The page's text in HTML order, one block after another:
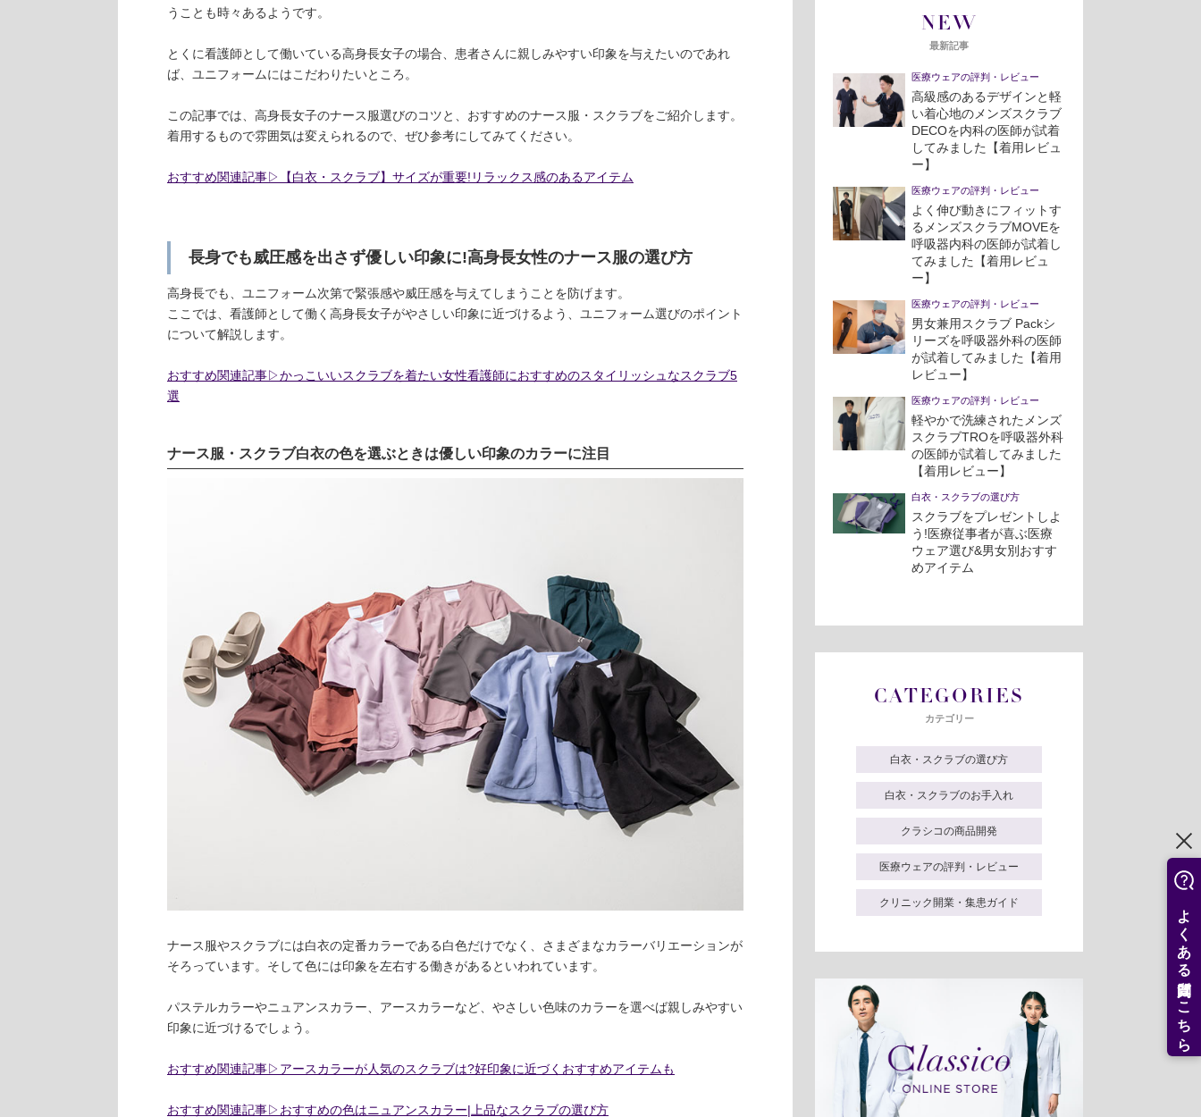
よくある質問はこちら
うことも時々あるようです。
とくに看護師として働いている高身長女子の場合、患者さんに親しみやすい印象を与えたいのであれ
ば、ユニフォームにはこだわりたいところ。
この記事では、高身長女子のナース服選びのコツと、おすすめのナース服・スクラブをご紹介します。
着用するもので雰囲気は変えられるので、ぜひ参考にしてみてください。
おすすめ関連記事▷【白衣・スクラブ】サイズが重要!リラックス感のあるアイテム
長身でも威圧感を出さず優しい印象に!高身長女性のナース服の選び方
高身長でも、ユニフォーム次第で緊張感や威圧感を与えてしまうことを防げます。
ここでは、看護師として働く高身長女子がやさしい印象に近づけるよう、ユニフォーム選びのポイント
について解説します。
おすすめ関連記事▷かっこいいスクラブを着たい女性看護師におすすめのスタイリッシュなスクラブ5
選
ナース服・スクラブ白衣の色を選ぶときは優しい印象のカラーに注目
ナース服やスクラブには白衣の定番カラーである白色だけでなく、さまざまなカラーバリエーションが
そろっています。そして色には印象を左右する働きがあるといわれています。
パステルカラーやニュアンスカラー、アースカラーなど、やさしい色味のカラーを選べば親しみやすい
印象に近づけるでしょう。
おすすめ関連記事▷アースカラーが人気のスクラブは?好印象に近づくおすすめアイテムも
おすすめ関連記事▷おすすめの色はニュアンスカラー|上品なスクラブの選び方
NEW
最新記事
医療ウェアの評判・レビュー
高級感のあるデザインと軽
い着心地のメンズスクラブ
DECOを内科の医師が試着
してみました【着用レビュ
ー】
医療ウェアの評判・レビュー
よく伸び動きにフィットす
るメンズスクラブMOVEを
呼吸器内科の医師が試着し
てみました【着用レビュ
ー】
医療ウェアの評判・レビュー
男女兼用スクラブ Packシ
リーズを呼吸器外科の医師
が試着してみました【着用
レビュー】
医療ウェアの評判・レビュー
軽やかで洗練されたメンズ
スクラブTROを呼吸器外科
の医師が試着してみました
【着用レビュー】
白衣・スクラブの選び方
スクラブをプレゼントしよ
う!医療従事者が喜ぶ医療
ウェア選び&男女別おすす
めアイテム
CATEGORIES
カテゴリー
白衣・スクラブの選び方
白衣・スクラブのお手入れ
クラシコの商品開発
医療ウェアの評判・レビュー
クリニック開業・集患ガイド